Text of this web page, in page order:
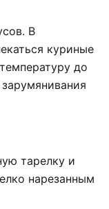
В
куриные
до
тарелку и
нарезанным